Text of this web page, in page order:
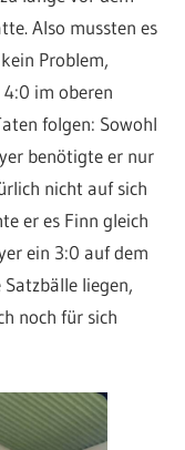
Also mussten es
Problem,
im oberen
folgen: Sowohl
benötigte er nur
nicht auf sich
er es Finn gleich
ein 3:0 auf dem
liegen,
noch für sich